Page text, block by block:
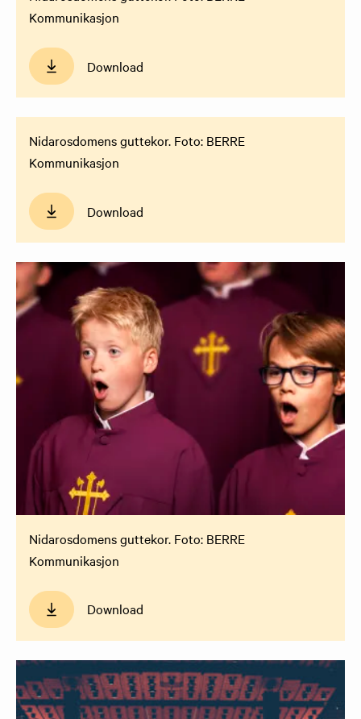
Nidarosdomens guttekor. Foto: BERRE
Kommunikasjon
Nidarosdomens guttekor. Foto: BERRE
Kommunikasjon
Download